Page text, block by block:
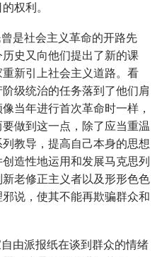
权利。
是社会主义革命的开路先
史又向他们提出了新的课
新引上社会主义道路。看
级统治的任务落到了他们肩
当年进行首次革命时一样，
做到这一点，除了应当重温
教导，提高自己本身的思想
造性地运用和发展马克思列
老修正主义者以及形形色色
说，使其不能再欺骗群众和
由派报纸在谈到群众的情绪